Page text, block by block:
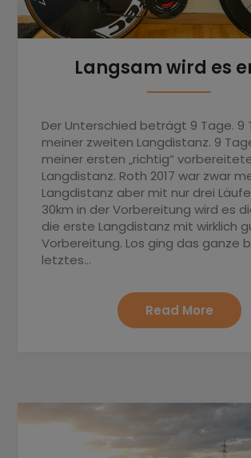
Langsam wird es
Der Unterschied beträgt 9 Tage. 9
meiner zweiten Langdistanz. 9
meiner ersten „richtig“
Langdistanz. Roth 2017 war zwar
Langdistanz aber mit nur drei
30km in der Vorbereitung wird es
die erste Langdistanz mit wirklich
Vorbereitung. Los ging das ganze
letztes…
Read More